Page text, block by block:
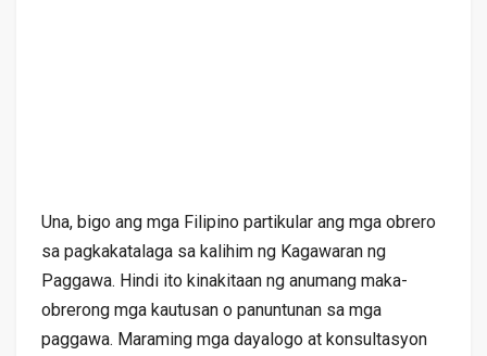
Una, bigo ang mga Filipino partikular ang mga obrero
sa pagkakatalaga sa kalihim ng Kagawaran ng
Paggawa. Hindi ito kinakitaan ng anumang maka-
obrerong mga kautusan o panuntunan sa mga
paggawa. Maraming mga dayalogo at konsultasyon